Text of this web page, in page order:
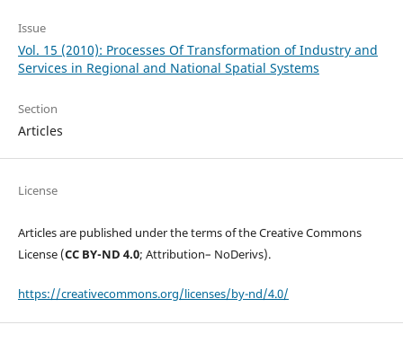
Issue
Vol. 15 (2010): Processes Of Transformation of Industry and
Services in Regional and National Spatial Systems
Section
Articles
License
Articles are published under the terms of the Creative Commons
License (CC BY-ND 4.0; Attribution– NoDerivs).
https://creativecommons.org/licenses/by-nd/4.0/